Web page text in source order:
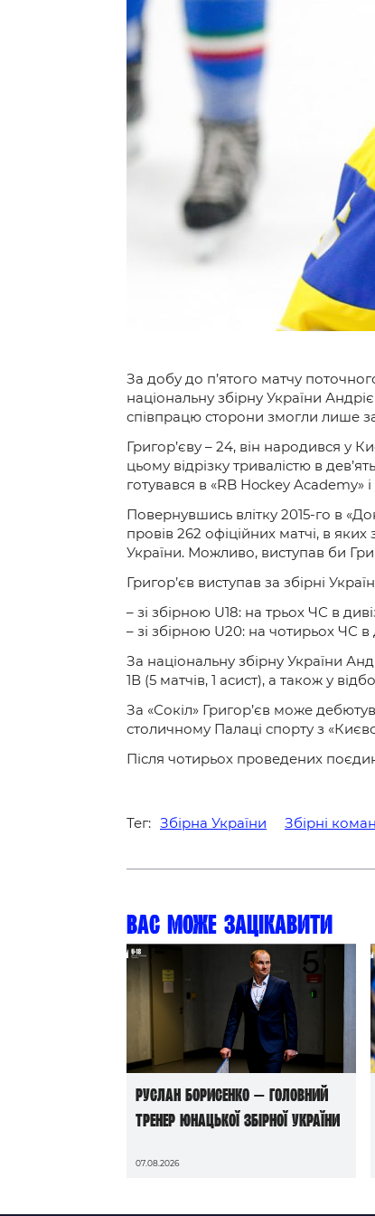
За добу до п’ятого матчу
національну збірну України
співпрацю сторони змогли лише
Григор’єву – 24, він народився у
цьому відрізку тривалістю в
готувався в «RB Hockey Academy»
Повернувшись влітку 2015-го в
провів 262 офіційних матчі, в
України. Можливо, виступав би
Григор’єв виступав за збірні
– зі збірною U18: на трьох ЧС в
– зі збірною U20: на чотирьох ЧС в
За національну збірну України
1В (5 матчів, 1 асист), а також у
За «Сокіл» Григор’єв може
столичному Палаці спорту з
Після чотирьох проведених
Тег: Збірна України Збірні
Вас може зацікавити
Руслан Борисенко — головний
тренер юнацької збірної України
07.08.2026